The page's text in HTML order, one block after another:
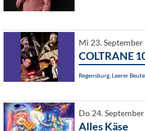
Mi 23.
COLTRANE
Regensburg, Leerer
Do 24.
Alles Käse